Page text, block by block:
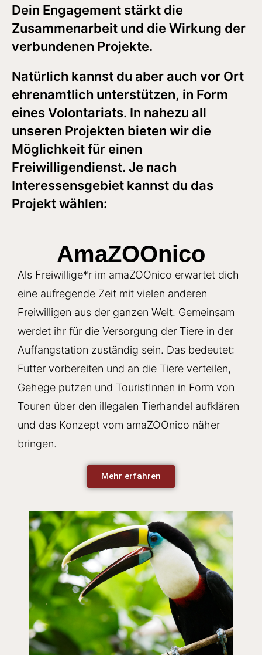
Dein Engagement stärkt die
Zusammenarbeit und die Wirkung der
verbundenen Projekte.
Natürlich kannst du aber auch vor Ort
ehrenamtlich unterstützen, in Form
eines Volontariats. In nahezu all
unseren Projekten bieten wir die
Möglichkeit für einen
Freiwilligendienst. Je nach
Interessensgebiet kannst du das
Projekt wählen:
AmaZOOnico
Als Freiwillige*r im amaZOOnico erwartet dich
eine aufregende Zeit mit vielen anderen
Freiwilligen aus der ganzen Welt. Gemeinsam
werdet ihr für die Versorgung der Tiere in der
Auffangstation zuständig sein. Das bedeutet:
Futter vorbereiten und an die Tiere verteilen,
Gehege putzen und TouristInnen in Form von
Touren über den illegalen Tierhandel aufklären
und das Konzept vom amaZOOnico näher
bringen.
Mehr erfahren